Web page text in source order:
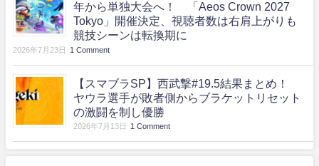
年から単独大会へ！ 「Aeos Crown 2027
Tokyo」開催決定、視聴者数は右肩上がりも
競技シーンは転換期に
2026年7月23日 1 Comment
【スマブラSP】西武撃#19.5結果まとめ！
ヤウラ選手が敗者側からブラケットリセット
の激闘を制し優勝
2026年7月13日 1 Comment